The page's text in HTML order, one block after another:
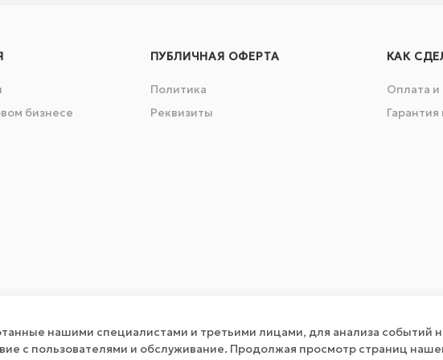
бизнесе
ПУБЛИЧНАЯ ОФЕРТА
Политика
Реквизиты
КАК
Оплата и
Гарантия
нашими специалистами и третьими лицами, для анализа событий
с пользователями и обслуживание. Продолжая просмотр страниц